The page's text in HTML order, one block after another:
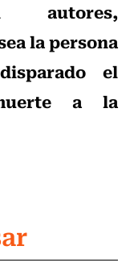
la persona
el
a la